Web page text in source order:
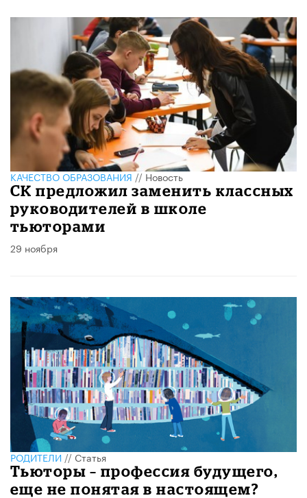
КАЧЕСТВО ОБРАЗОВАНИЯ//Новость
СК предложил заменить классных
руководителей в школе
тьюторами
29 ноября
РОДИТЕЛИ//Статья
Тьюторы – профессия будущего,
еще не понятая в настоящем?